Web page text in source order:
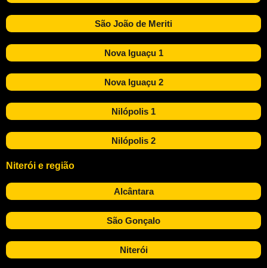
São João de Meriti
Nova Iguaçu 1
Nova Iguaçu 2
Nilópolis 1
Nilópolis 2
Niterói e região
Alcântara
São Gonçalo
Niterói